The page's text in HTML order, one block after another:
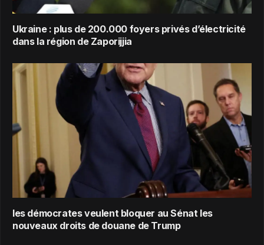
Ukraine : plus de 200.000 foyers privés d’électricité
dans la région de Zaporijjia
les démocrates veulent bloquer au Sénat les
nouveaux droits de douane de Trump